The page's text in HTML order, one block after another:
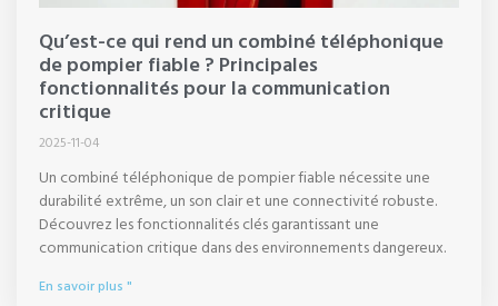
Qu’est-ce qui rend un combiné téléphonique
de pompier fiable ? Principales
fonctionnalités pour la communication
critique
2025-11-04
Un combiné téléphonique de pompier fiable nécessite une
durabilité extrême, un son clair et une connectivité robuste.
Découvrez les fonctionnalités clés garantissant une
communication critique dans des environnements dangereux.
En savoir plus "